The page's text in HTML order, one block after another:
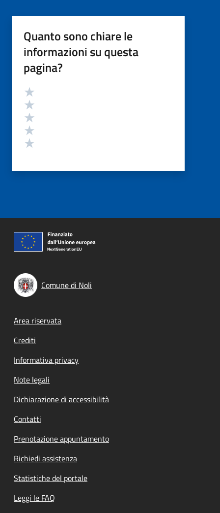
Quanto sono chiare le
informazioni su questa
pagina?
Valutazione
Comune di Noli
Footer menu
Area riservata
Crediti
Informativa privacy
Note legali
Dichiarazione di accessibilità
Contatti
Prenotazione appuntamento
Richiedi assistenza
Statistiche del portale
Leggi le FAQ